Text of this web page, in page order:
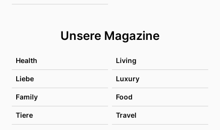
Unsere Magazine
Health Living
Liebe Luxury
Family Food
Tiere Travel